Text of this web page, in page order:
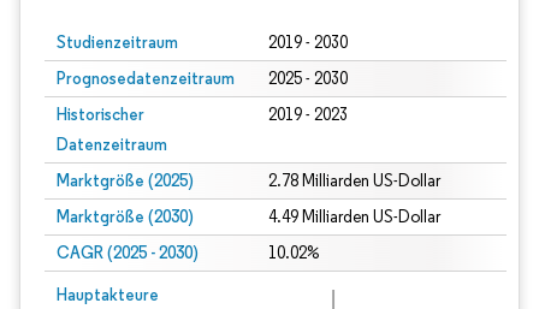
Studienzeitraum 2019 - 2030
Prognosedatenzeitraum 2025 - 2030
Historischer
Datenzeitraum
2019 - 2023
Marktgröße (2025) 2.78 Milliarden US-Dollar
Marktgröße (2030) 4.49 Milliarden US-Dollar
CAGR (2025 - 2030) 10.02%
Hauptakteure